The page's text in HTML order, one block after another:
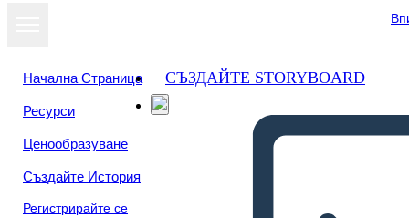
Начална Страница
Ресурси
Ценообразуване
Създайте История
Регистрирайте се
СЪЗДАЙТЕ STORYBOARD